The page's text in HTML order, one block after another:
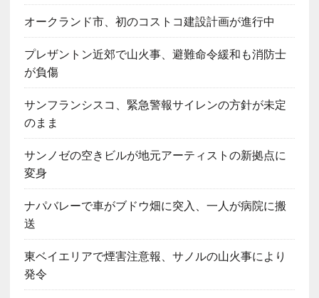
オークランド市、初のコストコ建設計画が進行中
プレザントン近郊で山火事、避難命令緩和も消防士
が負傷
サンフランシスコ、緊急警報サイレンの方針が未定
のまま
サンノゼの空きビルが地元アーティストの新拠点に
変身
ナパバレーで車がブドウ畑に突入、一人が病院に搬
送
東ベイエリアで煙害注意報、サノルの山火事により
発令